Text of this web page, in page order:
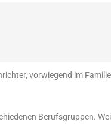
vorwiegend im
Berufsgruppen.